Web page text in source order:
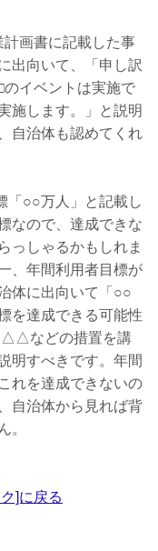
画書に記載した事
出向いて、「申し訳
イベントは実施で
施します。」と説明
自治体も認めてくれ
「○○万人」と記載し
なので、達成できな
っしゃるかもしれま
、年間利用者目標が
体に出向いて「○○
を達成できる可能性
△△などの措置を講
明すべきです。年間
れを達成できないの
自治体から見れば背
。
]に戻る